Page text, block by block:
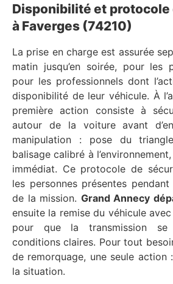
Disponibilité et protocole
à Faverges (74210)
La prise en charge est assurée
matin jusqu’en soirée, pour les
pour les professionnels dont
disponibilité de leur véhicule. À
première action consiste à
autour de la voiture avant
manipulation : pose du
balisage calibré à
immédiat. Ce protocole de
les personnes présentes
de la mission. Grand Annecy
ensuite la remise du véhicule avec
pour que la transmission
conditions claires. Pour tout
de remorquage, une seule action
la situation.